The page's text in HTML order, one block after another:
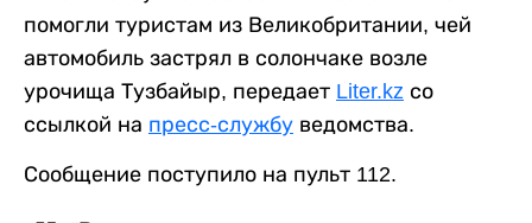
помогли туристам из Великобритании, чей
автомобиль застрял в солончаке возле
урочища Тузбайыр, передает Liter.kz со
ссылкой на пресс-службу ведомства.
Сообщение поступило на пульт 112.